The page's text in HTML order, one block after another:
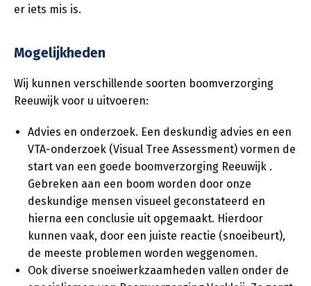
er iets mis is.
Mogelijkheden
Wij kunnen verschillende soorten boomverzorging
Reeuwijk voor u uitvoeren:
Advies en onderzoek. Een deskundig advies en een
VTA-onderzoek (Visual Tree Assessment) vormen de
start van een goede boomverzorging Reeuwijk .
Gebreken aan een boom worden door onze
deskundige mensen visueel geconstateerd en
hierna een conclusie uit opgemaakt. Hierdoor
kunnen vaak, door een juiste reactie (snoeibeurt),
de meeste problemen worden weggenomen.
Ook diverse snoeiwerkzaamheden vallen onder de